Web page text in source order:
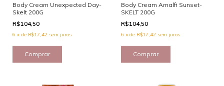
Body Cream Unexpected Day-
Skelt 200G
R$104,50
6 x de R$17,42 sem juros
Body Cream Amalfi Sunset-
SKELT 200G
R$104,50
6 x de R$17,42 sem juros